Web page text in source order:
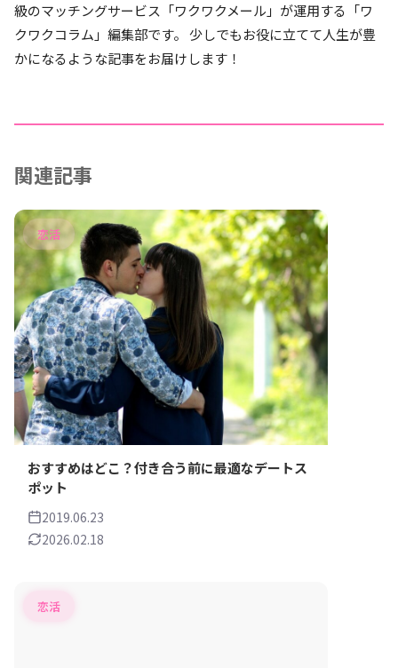
級のマッチングサービス「ワクワクメール」が運用する「ワ
クワクコラム」編集部です。 少しでもお役に立てて人生が豊
かになるような記事をお届けします！
関連記事
恋活
おすすめはどこ？付き合う前に最適なデートス
ポット
2019.06.23
2026.02.18
恋活